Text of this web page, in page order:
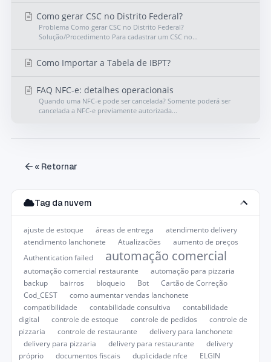
Como gerar CSC no Distrito Federal?
Problema Como gerar CSC no Distrito Federal?
Solução/Procedimento Para cadastrar um CSC no...
Como Importar a Tabela de IBPT?
FAQ NFC-e: detalhes operacionais
Quando uma NFC-e pode ser cancelada? Somente poderá ser
cancelada a NFC-e previamente autorizada...
« Retornar
Tag da nuvem
ajuste de estoque áreas de entrega
atendimento delivery
atendimento lanchonete
Atualizações
aumento de preços
Authentication failed
automação comercial
automação comercial restaurante
automação para pizzaria
backup
bairros bloqueio Bot
Cartão de Correção
Cod_CEST
como aumentar vendas lanchonete
compatibilidade
contabilidade consultiva
contabilidade
digital
controle de estoque controle de pedidos
controle de
pizzaria
controle de restaurante
delivery para lanchonete
delivery para pizzaria
delivery para restaurante
delivery
próprio
documentos fiscais duplicidade nfce
ELGIN